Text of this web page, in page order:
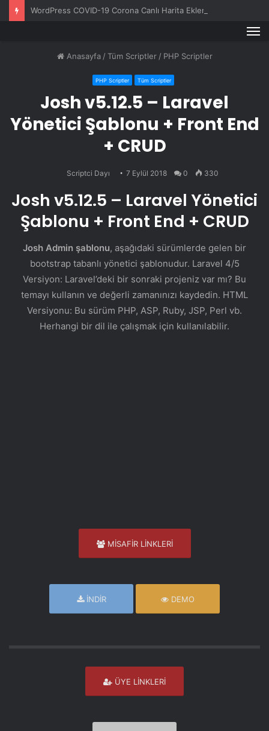
WordPress COVID-19 Corona Canlı Harita Eklentisi v1.0.3
Anasayfa / Tüm Scriptler / PHP Scriptler
PHP Scriptler Tüm Scriptler
Josh v5.12.5 – Laravel
Yönetici Şablonu + Front End
+ CRUD
Scriptci Dayı 7 Eylül 2018 0 330
Josh v5.12.5 – Laravel Yönetici
Şablonu + Front End + CRUD
Josh Admin şablonu, aşağıdaki sürümlerde gelen bir
bootstrap tabanlı yönetici şablonudur. Laravel 4/5
Versiyon: Laravel’deki bir sonraki projeniz var mı? Bu
temayı kullanın ve değerli zamanınızı kaydedin. HTML
Versiyonu: Bu sürüm PHP, ASP, Ruby, JSP, Perl vb.
Herhangi bir dil ile çalışmak için kullanılabilir.
MİSAFİR LİNKLERİ
İNDİR DEMO
ÜYE LİNKLERİ